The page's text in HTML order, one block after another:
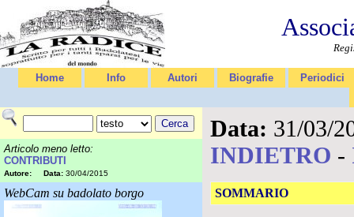
Home Info Autori Biografie Periodici
Articolo meno letto:
CONTRIBUTI
Autore: Data: 30/04/2015
WebCam su badolato borgo
Data: 31/03/
INDIETRO -
SOMMARIO